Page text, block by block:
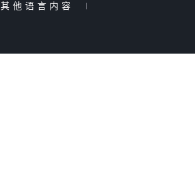
其他语言内容 |